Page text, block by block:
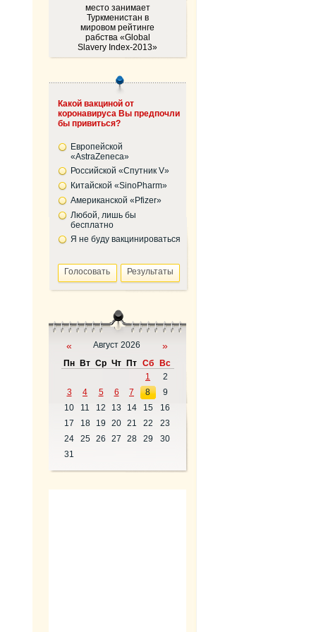
место занимает
Туркменистан в
мировом рейтинге
рабства «Global
Slavery Index-2013»
Какой вакциной от
коронавируса Вы предпочли
бы привиться?
Европейской
«AstraZeneca»
Российской «Спутник V»
Китайской «SinoPharm»
Американской «Pfizer»
Любой, лишь бы
бесплатно
Я не буду вакцинироваться
« Август 2026 »
Пн Вт Ср Чт Пт Сб
Вс
1
2
3
4 5 6 7 8
9
10
11 12 13 14 15
16
17
18 19 20 21 22
23
24
25 26 27 28 29
30
31